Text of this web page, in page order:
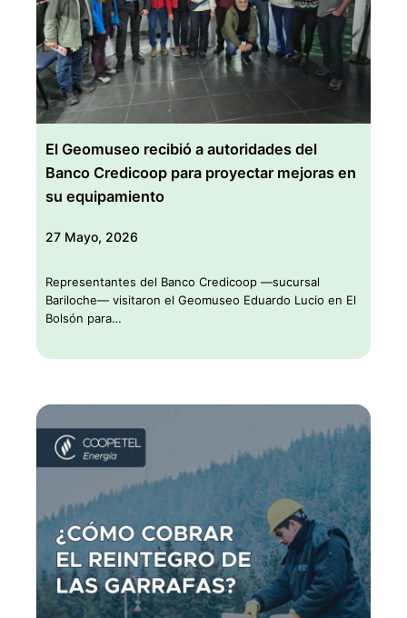
El Geomuseo recibió a autoridades del
Banco Credicoop para proyectar mejoras en
su equipamiento
27 Mayo, 2026
Representantes del Banco Credicoop —sucursal
Bariloche— visitaron el Geomuseo Eduardo Lucio en El
Bolsón para…